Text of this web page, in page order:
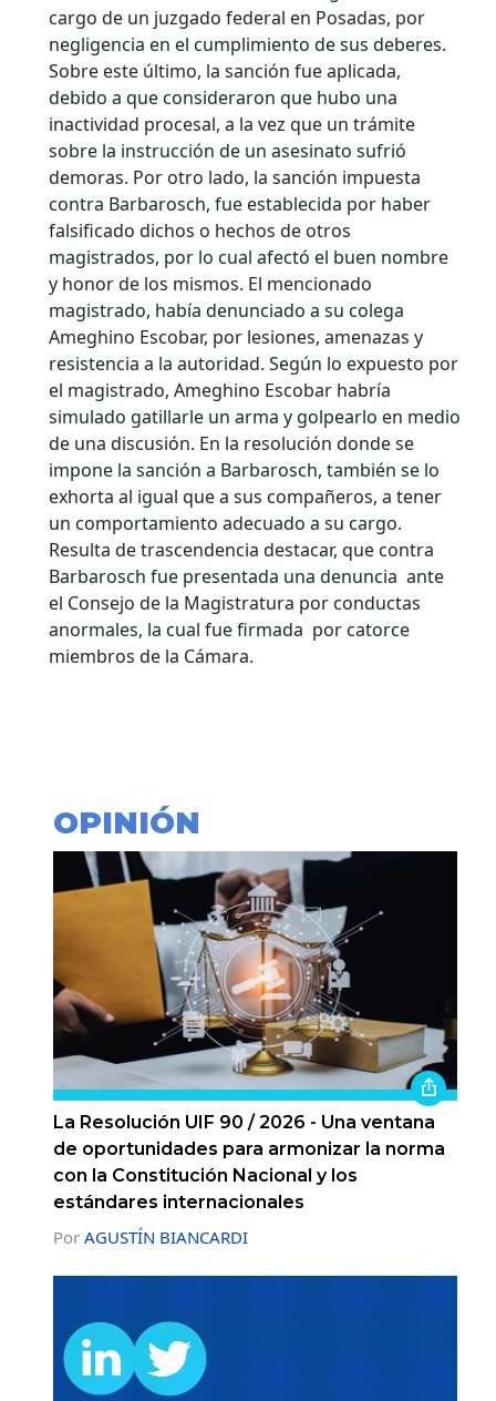
cargo de un juzgado federal en Posadas, por
negligencia en el cumplimiento de sus deberes.
Sobre este último, la sanción fue aplicada,
debido a que consideraron que hubo una
inactividad procesal, a la vez que un trámite
sobre la instrucción de un asesinato sufrió
demoras. Por otro lado, la sanción impuesta
contra Barbarosch, fue establecida por haber
falsificado dichos o hechos de otros
magistrados, por lo cual afectó el buen nombre
y honor de los mismos. El mencionado
magistrado, había denunciado a su colega
Ameghino Escobar, por lesiones, amenazas y
resistencia a la autoridad. Según lo expuesto por
el magistrado, Ameghino Escobar habría
simulado gatillarle un arma y golpearlo en medio
de una discusión. En la resolución donde se
impone la sanción a Barbarosch, también se lo
exhorta al igual que a sus compañeros, a tener
un comportamiento adecuado a su cargo.
Resulta de trascendencia destacar, que contra
Barbarosch fue presentada una denuncia ante
el Consejo de la Magistratura por conductas
anormales, la cual fue firmada por catorce
miembros de la Cámara.
OPINIÓN
La Resolución UIF 90 / 2026 - Una ventana
de oportunidades para armonizar la norma
con la Constitución Nacional y los
estándares internacionales
Por AGUSTÍN BIANCARDI